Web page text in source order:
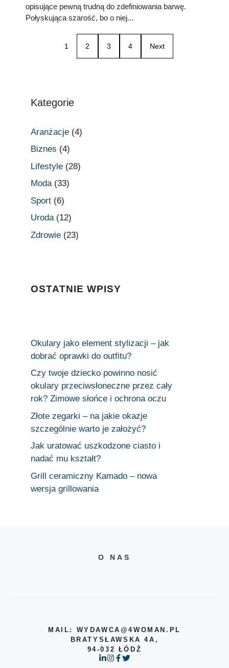
opisujące pewną trudną do zdefiniowania barwę.
Połyskująca szarość, bo o niej...
1 2 3 4 Next
Kategorie
Aranżacje (4)
Biznes (4)
Lifestyle (28)
Moda(33)
Sport (6)
Uroda(12)
Zdrowie (23)
OSTATNIE WPISY
Okulary jako element stylizacji – jak
dobrać oprawki do outfitu?
Czy twoje dziecko powinno nosić
okulary przeciwsłoneczne przez cały
rok? Zimowe słońce i ochrona oczu
Złote zegarki – na jakie okazje
szczególnie warto je założyć?
Jak uratować uszkodzone ciasto i
nadać mu kształt?
Grill ceramiczny Kamado – nowa
wersja grillowania
O NAS
MAIL: WYDAWCA@4WOMAN.PL
BRATYSŁAWSKA 4A,
94-032 ŁÓDŹ